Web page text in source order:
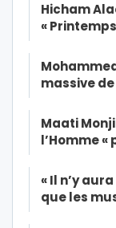
Hicham
«
massive
Maati
l’Homme
« Il n’y
que les